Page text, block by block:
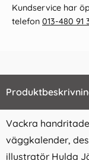
Kundservice har
telefon 013-480 91
Vackra
väggkalender,
illustratör Hulda